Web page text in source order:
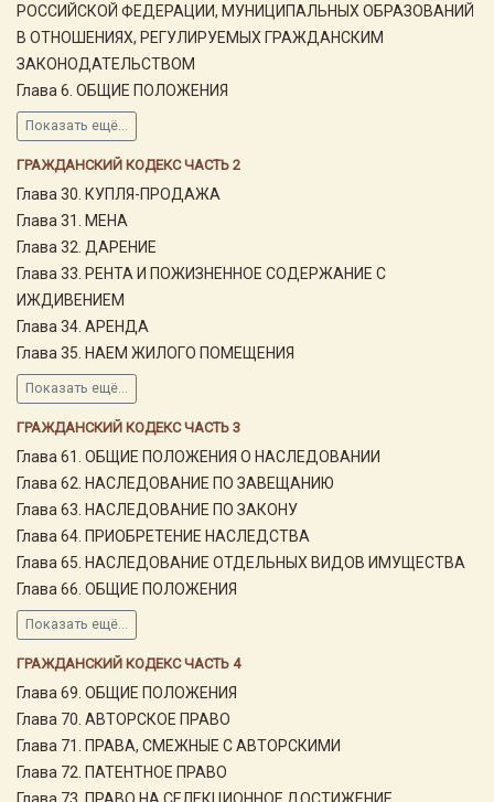
РОССИЙСКОЙ ФЕДЕРАЦИИ, МУНИЦИПАЛЬНЫХ ОБРАЗОВАНИЙ
В ОТНОШЕНИЯХ, РЕГУЛИРУЕМЫХ ГРАЖДАНСКИМ
ЗАКОНОДАТЕЛЬСТВОМ
Глава 6. ОБЩИЕ ПОЛОЖЕНИЯ
Показать ещё...
ГРАЖДАНСКИЙ КОДЕКС ЧАСТЬ 2
Глава 30. КУПЛЯ-ПРОДАЖА
Глава 31. МЕНА
Глава 32. ДАРЕНИЕ
Глава 33. РЕНТА И ПОЖИЗНЕННОЕ СОДЕРЖАНИЕ С
ИЖДИВЕНИЕМ
Глава 34. АРЕНДА
Глава 35. НАЕМ ЖИЛОГО ПОМЕЩЕНИЯ
Показать ещё...
ГРАЖДАНСКИЙ КОДЕКС ЧАСТЬ 3
Глава 61. ОБЩИЕ ПОЛОЖЕНИЯ О НАСЛЕДОВАНИИ
Глава 62. НАСЛЕДОВАНИЕ ПО ЗАВЕЩАНИЮ
Глава 63. НАСЛЕДОВАНИЕ ПО ЗАКОНУ
Глава 64. ПРИОБРЕТЕНИЕ НАСЛЕДСТВА
Глава 65. НАСЛЕДОВАНИЕ ОТДЕЛЬНЫХ ВИДОВ ИМУЩЕСТВА
Глава 66. ОБЩИЕ ПОЛОЖЕНИЯ
Показать ещё...
ГРАЖДАНСКИЙ КОДЕКС ЧАСТЬ 4
Глава 69. ОБЩИЕ ПОЛОЖЕНИЯ
Глава 70. АВТОРСКОЕ ПРАВО
Глава 71. ПРАВА, СМЕЖНЫЕ С АВТОРСКИМИ
Глава 72. ПАТЕНТНОЕ ПРАВО
Глава 73. ПРАВО НА СЕЛЕКЦИОННОЕ ДОСТИЖЕНИЕ